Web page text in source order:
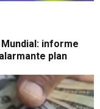
informe
plan